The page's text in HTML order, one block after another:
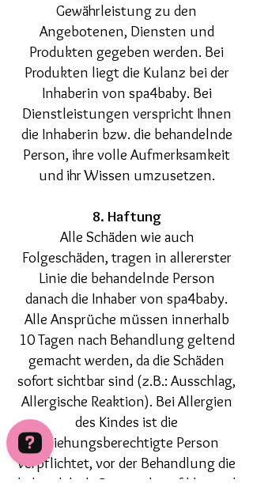
Gewährleistung zu den
Angebotenen, Diensten und
Produkten gegeben werden. Bei
Produkten liegt die Kulanz bei der
Inhaberin von spa4baby. Bei
Dienstleistungen verspricht Ihnen
die Inhaberin bzw. die behandelnde
Person, ihre volle Aufmerksamkeit
und ihr Wissen umzusetzen.
8. Haftung
Alle Schäden wie auch
Folgeschäden, tragen in allererster
Linie die behandelnde Person
danach die Inhaber von spa4baby.
Alle Ansprüche müssen innerhalb
10 Tagen nach Behandlung geltend
gemacht werden, da die Schäden
sofort sichtbar sind (z.B.: Ausschlag,
Allergische Reaktion). Bei Allergien
des Kindes ist die
Erziehungsberechtigte Person
verpflichtet, vor der Behandlung die
behandelnde Person darauf klar und